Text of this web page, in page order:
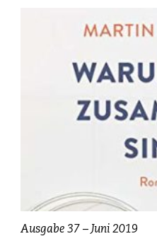
Ausgabe 37 – Juni 2019